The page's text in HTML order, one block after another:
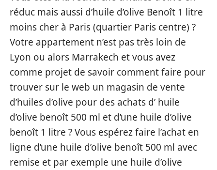
réduc mais aussi d’huile d’olive Benoît 1 litre
moins cher à Paris (quartier Paris centre) ?
Votre appartement n’est pas très loin de
Lyon ou alors Marrakech et vous avez
comme projet de savoir comment faire pour
trouver sur le web un magasin de vente
d’huiles d’olive pour des achats d’ huile
d’olive benoît 500 ml et d’une huile d’olive
benoît 1 litre ? Vous espérez faire l’achat en
ligne d’une huile d’olive benoît 500 ml avec
remise et par exemple une huile d’olive